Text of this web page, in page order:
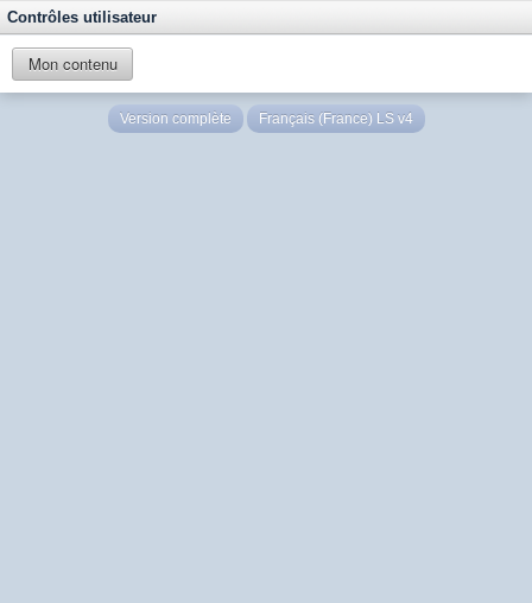
Contrôles utilisateur
Mon contenu
Version complète Français (France) LS v4